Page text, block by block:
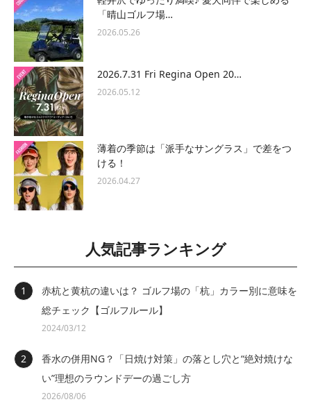
「晴山ゴルフ場…
2026.05.26
2026.7.31 Fri Regina Open 20…
2026.05.12
薄着の季節は「派手なサングラス」で差をつ
ける！
2026.04.27
人気記事ランキング
赤杭と黄杭の違いは？ ゴルフ場の「杭」カラー別に意味を
総チェック【ゴルフルール】
2024/03/12
香水の併用NG？「日焼け対策」の落とし穴と“絶対焼けな
い”理想のラウンドデーの過ごし方
2026/08/06